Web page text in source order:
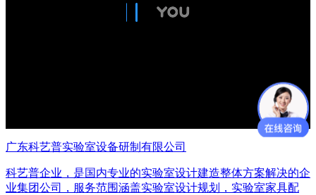
广东科艺普实验室设备研制有限公司
科艺普企业，是国内专业的实验室设计建造整体方案解决的企
业集团公司，服务范围涵盖实验室设计规划，实验室家具配